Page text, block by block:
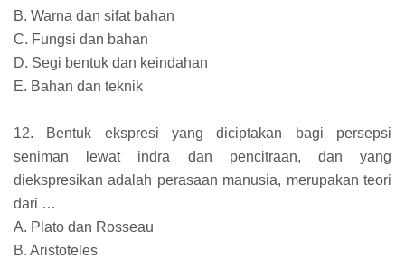
B. Warna dan sifat bahan
C. Fungsi dan bahan
D. Segi bentuk dan keindahan
E. Bahan dan teknik
12. Bentuk ekspresi yang diciptakan bagi persepsi
seniman lewat indra dan pencitraan, dan yang
diekspresikan adalah perasaan manusia, merupakan teori
dari …
A. Plato dan Rosseau
B. Aristoteles